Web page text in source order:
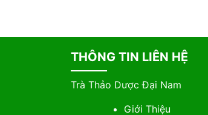
THÔNG TIN LIÊN HỆ
Trà Thảo Dược Đại Nam
Giới Thiệu